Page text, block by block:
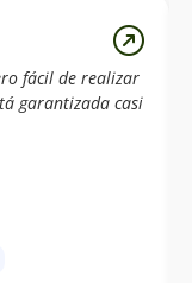
fácil de realizar
garantizada casi